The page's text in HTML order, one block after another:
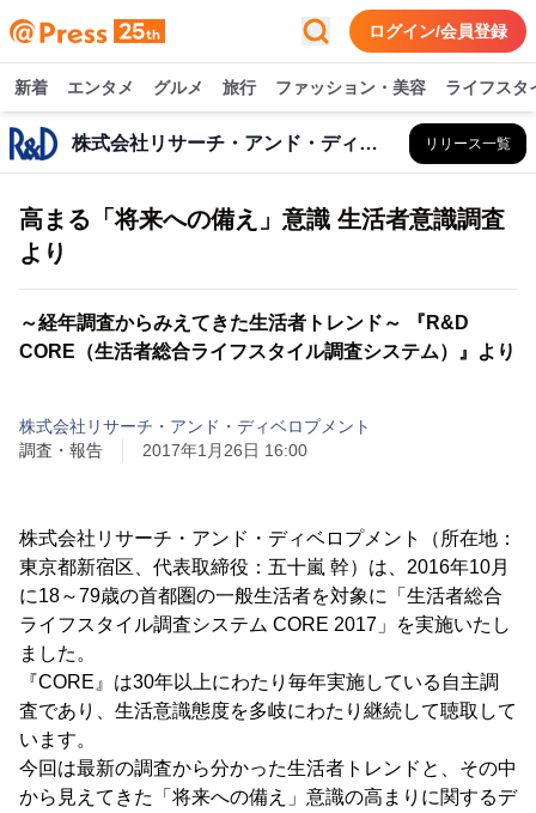
ログイン/会員登録
新着 エンタメ グルメ 旅行 ファッション・美容 ライフスタ
株式会社リサーチ・アンド・ディベロプメント リリース一覧
高まる「将来への備え」意識 生活者意識調査
より
～経年調査からみえてきた生活者トレンド～ 『R&D
CORE（生活者総合ライフスタイル調査システム）』より
株式会社リサーチ・アンド・ディベロプメント
調査・報告
2017年1月26日 16:00
株式会社リサーチ・アンド・ディベロプメント（所在地：
東京都新宿区、代表取締役：五十嵐 幹）は、2016年10月
に18～79歳の首都圏の一般生活者を対象に「生活者総合
ライフスタイル調査システム CORE 2017」を実施いたし
ました。
『CORE』は30年以上にわたり毎年実施している自主調
査であり、生活意識態度を多岐にわたり継続して聴取して
います。
今回は最新の調査から分かった生活者トレンドと、その中
から見えてきた「将来への備え」意識の高まりに関するデ